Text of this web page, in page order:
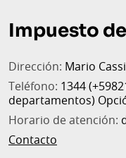
de
página
Impuesto
Dirección: Mario
Teléfono: 1344
departamentos)
Horario de atención:
Contacto